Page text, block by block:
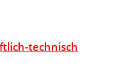
technisch